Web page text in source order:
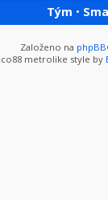
Tým •
Založeno na phpBB
metrolike style by